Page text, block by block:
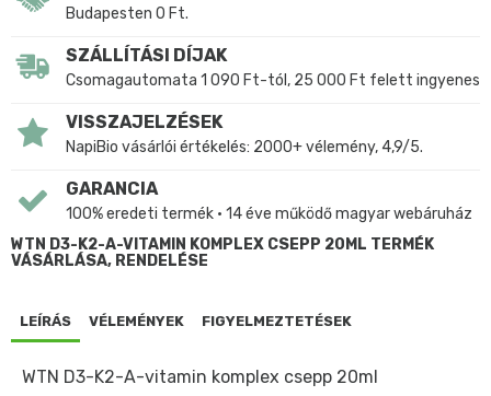
Budapesten 0 Ft.
SZÁLLÍTÁSI DÍJAK
Csomagautomata 1 090 Ft-tól, 25 000 Ft felett ingyenes
VISSZAJELZÉSEK
NapiBio vásárlói értékelés: 2000+ vélemény, 4,9/5.
GARANCIA
100% eredeti termék • 14 éve működő magyar webáruház
WTN D3-K2-A-VITAMIN KOMPLEX CSEPP 20ML TERMÉK
VÁSÁRLÁSA, RENDELÉSE
LEÍRÁS VÉLEMÉNYEK FIGYELMEZTETÉSEK
WTN D3-K2-A-vitamin komplex csepp 20ml